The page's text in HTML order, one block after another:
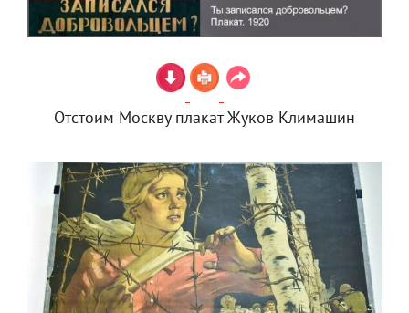
Отстоим Москву плакат Жуков Климашин